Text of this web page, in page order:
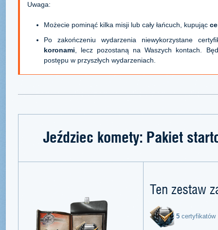
Uwaga:
Możecie pominąć kilka misji lub cały łańcuch, kupując
Po zakończeniu wydarzenia niewykorzystane
koronami , lecz pozostaną na Waszych kontach.
postępu w przyszłych wydarzeniach.
Jeździec komety: Pakiet
Ten zestaw
5 certyfikatów